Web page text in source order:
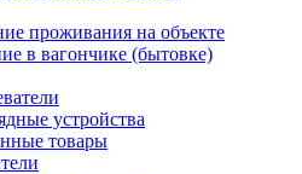
проживания на объекте
в вагончике (бытовке)
устройства
товары